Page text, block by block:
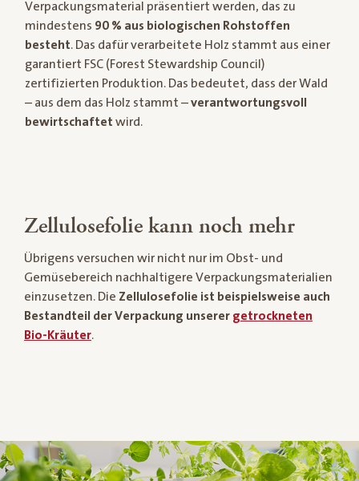
Verpackungsmaterial präsentiert werden, das zu
mindestens 90 % aus biologischen Rohstoffen
besteht. Das dafür verarbeitete Holz stammt aus einer
garantiert FSC (Forest Stewardship Council)
zertifizierten Produktion. Das bedeutet, dass der Wald
– aus dem das Holz stammt –verantwortungsvoll
bewirtschaftet wird.
Zellulosefolie kann noch mehr
Übrigens versuchen wir nicht nur im Obst- und
Gemüsebereich nachhaltigere Verpackungsmaterialien
einzusetzen. Die Zellulosefolie ist beispielsweise auch
Bestandteil der Verpackung unserer getrockneten
Bio-Kräuter.